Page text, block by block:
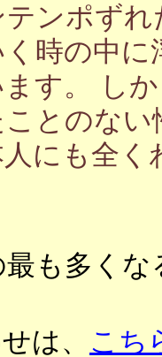
ンポず
時の中
す。 し
とのな
にも全く
も多く
は、 こち